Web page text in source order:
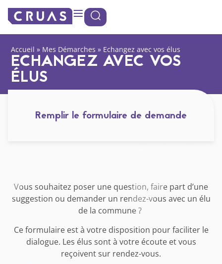
Panneau de gestion des cookies
principal
Accueil » Mes Démarches » Echangez avec vos élus
ECHANGEZ AVEC VOS
ÉLUS
Remplir le formulaire de demande
Vous souhaitez poser une question, faire part d’une
suggestion ou demander un rendez-vous avec un élu
de la commune ?
Ce formulaire est à votre disposition pour faciliter le
dialogue. Les élus sont à votre écoute et vous
reçoivent sur rendez-vous.